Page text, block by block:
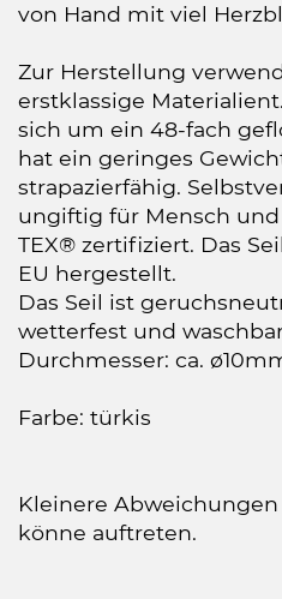
von Hand mit viel
Zur Herstellung
erstklassige
sich um ein 48-fach
hat ein geringes
strapazierfähig.
ungiftig für Mensch und
TEX® zertifiziert. Das
EU hergestellt.
Das Seil ist
wetterfest und
Durchmesser: ca.
Farbe: türkis
Kleinere
könne auftreten.